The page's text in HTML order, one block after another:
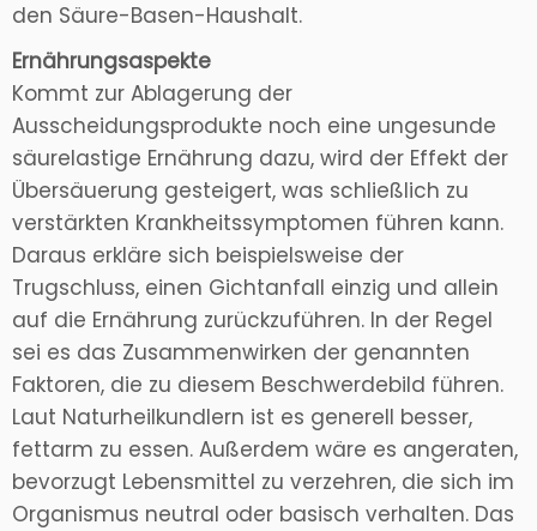
den Säure-Basen-Haushalt.
Ernährungsaspekte
Kommt zur Ablagerung der
Ausscheidungsprodukte noch eine ungesunde
säurelastige Ernährung dazu, wird der Effekt der
Übersäuerung gesteigert, was schließlich zu
verstärkten Krankheitssymptomen führen kann.
Daraus erkläre sich beispielsweise der
Trugschluss, einen Gichtanfall einzig und allein
auf die Ernährung zurückzuführen. In der Regel
sei es das Zusammenwirken der genannten
Faktoren, die zu diesem Beschwerdebild führen.
Laut Naturheilkundlern ist es generell besser,
fettarm zu essen. Außerdem wäre es angeraten,
bevorzugt Lebensmittel zu verzehren, die sich im
Organismus neutral oder basisch verhalten. Das